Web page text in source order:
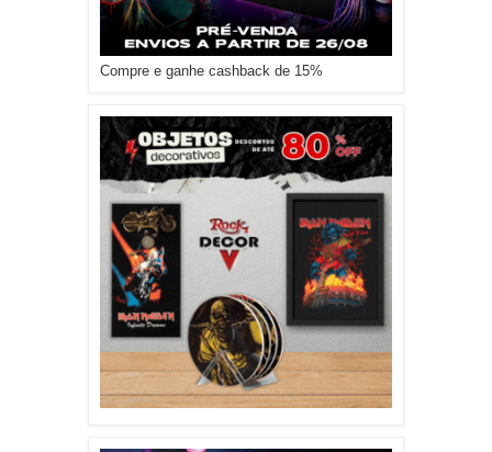
Compre e ganhe cashback de 15%